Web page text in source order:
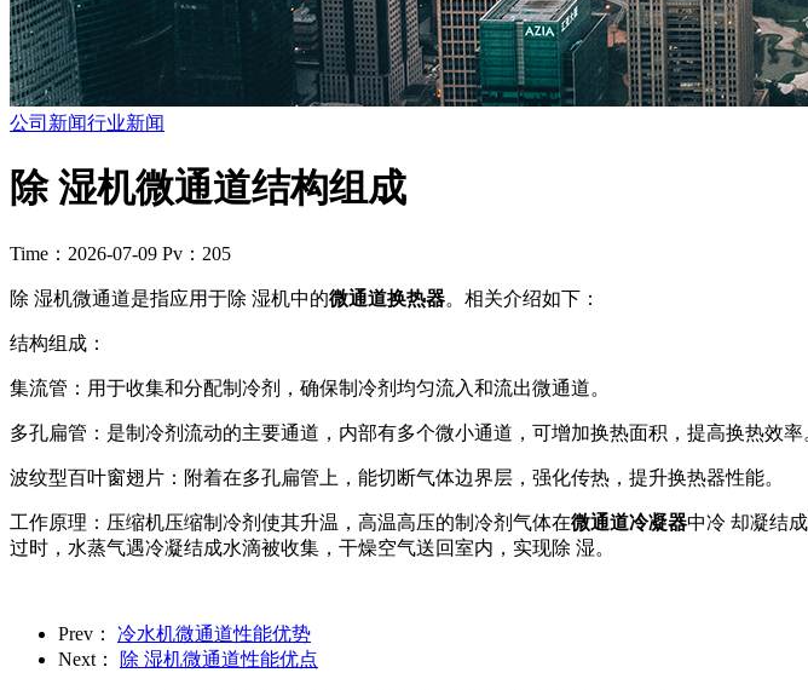
公司新闻行业新闻
除 湿机微通道结构组成
Time：2026-07-09 Pv：205
除 湿机微通道是指应用于除 湿机中的微通道换热器。相关介绍如下：
结构组成：
集流管：用于收集和分配制冷剂，确保制冷剂均匀流入和流出微通道。
多孔扁管：是制冷剂流动的主要通道，内部有多个微小通道，可增加换热面积，提高换热效率
波纹型百叶窗翅片：附着在多孔扁管上，能切断气体边界层，强化传热，提升换热器性能。
工作原理：压缩机压缩制冷剂使其升温，高温高压的制冷剂气体在微通道冷凝器中冷 却凝结
过时，水蒸气遇冷凝结成水滴被收集，干燥空气送回室内，实现除 湿。
Prev：
冷水机微通道性能优势
Next：
除 湿机微通道性能优点